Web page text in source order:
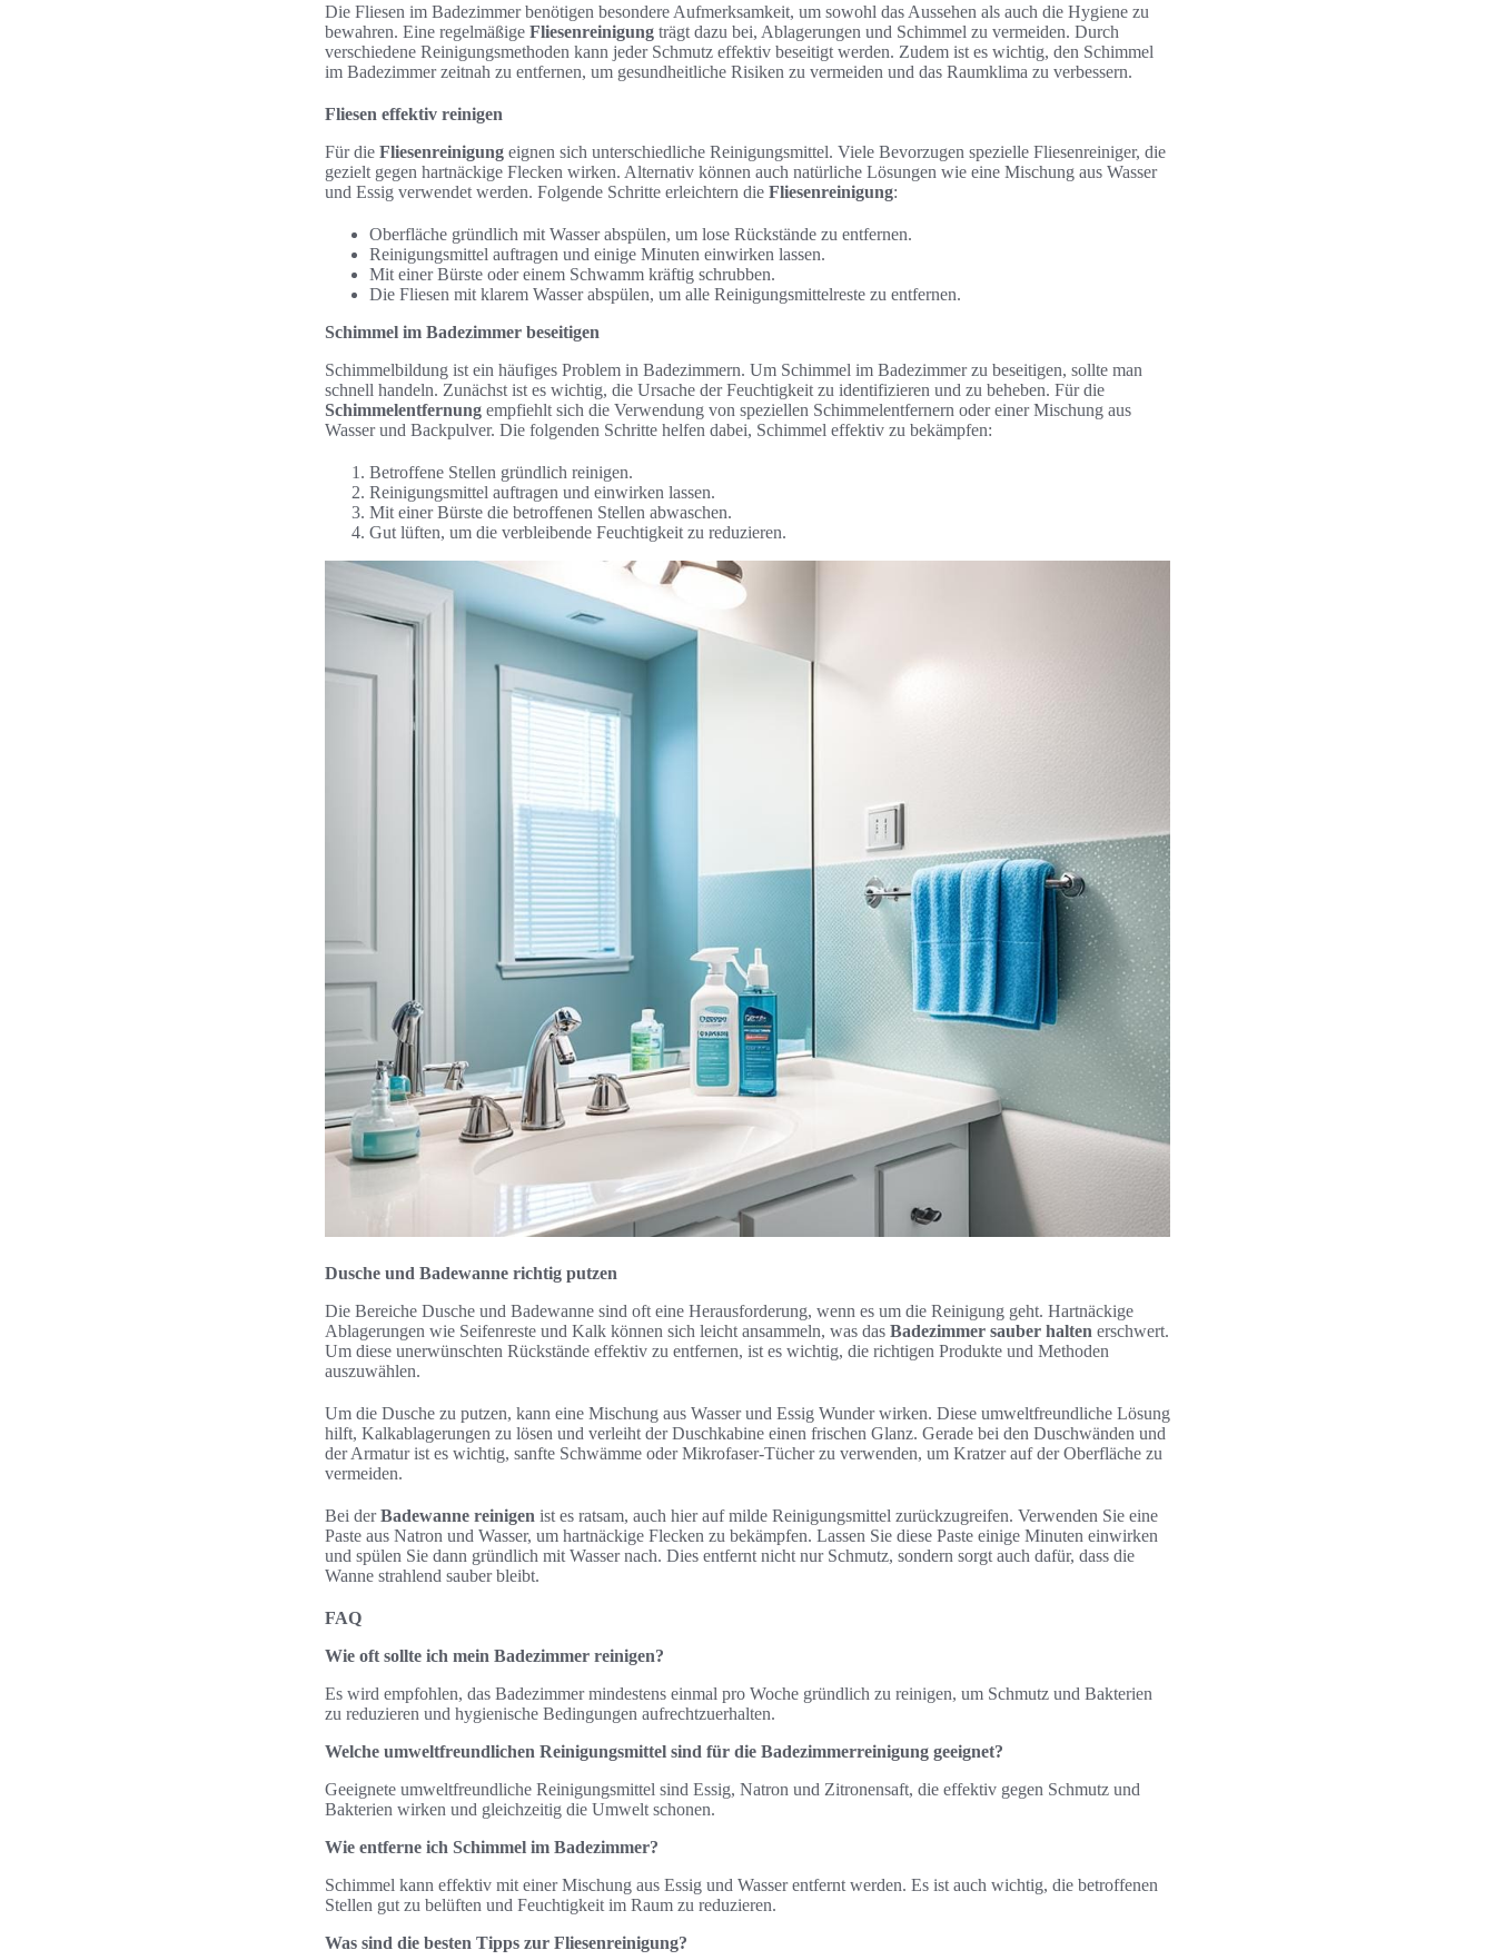
Die Fliesen im Badezimmer benötigen besondere Aufmerksamkeit, um sowohl das Aussehen als auch die Hygiene zu
bewahren. Eine regelmäßige Fliesenreinigung trägt dazu bei, Ablagerungen und Schimmel zu vermeiden. Durch
verschiedene Reinigungsmethoden kann jeder Schmutz effektiv beseitigt werden. Zudem ist es wichtig, den Schimmel
im Badezimmer zeitnah zu entfernen, um gesundheitliche Risiken zu vermeiden und das Raumklima zu verbessern.
Fliesen effektiv reinigen
Für die Fliesenreinigung eignen sich unterschiedliche Reinigungsmittel. Viele Bevorzugen spezielle Fliesenreiniger, die
gezielt gegen hartnäckige Flecken wirken. Alternativ können auch natürliche Lösungen wie eine Mischung aus Wasser
und Essig verwendet werden. Folgende Schritte erleichtern die Fliesenreinigung:
Oberfläche gründlich mit Wasser abspülen, um lose Rückstände zu entfernen.
Reinigungsmittel auftragen und einige Minuten einwirken lassen.
Mit einer Bürste oder einem Schwamm kräftig schrubben.
Die Fliesen mit klarem Wasser abspülen, um alle Reinigungsmittelreste zu entfernen.
Schimmel im Badezimmer beseitigen
Schimmelbildung ist ein häufiges Problem in Badezimmern. Um Schimmel im Badezimmer zu beseitigen, sollte man
schnell handeln. Zunächst ist es wichtig, die Ursache der Feuchtigkeit zu identifizieren und zu beheben. Für die
Schimmelentfernung empfiehlt sich die Verwendung von speziellen Schimmelentfernern oder einer Mischung aus
Wasser und Backpulver. Die folgenden Schritte helfen dabei, Schimmel effektiv zu bekämpfen:
Betroffene Stellen gründlich reinigen.
Reinigungsmittel auftragen und einwirken lassen.
Mit einer Bürste die betroffenen Stellen abwaschen.
Gut lüften, um die verbleibende Feuchtigkeit zu reduzieren.
Dusche und Badewanne richtig putzen
Die Bereiche Dusche und Badewanne sind oft eine Herausforderung, wenn es um die Reinigung geht. Hartnäckige
Ablagerungen wie Seifenreste und Kalk können sich leicht ansammeln, was das Badezimmer sauber halten erschwert.
Um diese unerwünschten Rückstände effektiv zu entfernen, ist es wichtig, die richtigen Produkte und Methoden
auszuwählen.
Um die Dusche zu putzen, kann eine Mischung aus Wasser und Essig Wunder wirken. Diese umweltfreundliche Lösung
hilft, Kalkablagerungen zu lösen und verleiht der Duschkabine einen frischen Glanz. Gerade bei den Duschwänden und
der Armatur ist es wichtig, sanfte Schwämme oder Mikrofaser-Tücher zu verwenden, um Kratzer auf der Oberfläche zu
vermeiden.
Bei derBadewanne reinigen ist es ratsam, auch hier auf milde Reinigungsmittel zurückzugreifen. Verwenden Sie eine
Paste aus Natron und Wasser, um hartnäckige Flecken zu bekämpfen. Lassen Sie diese Paste einige Minuten einwirken
und spülen Sie dann gründlich mit Wasser nach. Dies entfernt nicht nur Schmutz, sondern sorgt auch dafür, dass die
Wanne strahlend sauber bleibt.
FAQ
Wie oft sollte ich mein Badezimmer reinigen?
Es wird empfohlen, das Badezimmer mindestens einmal pro Woche gründlich zu reinigen, um Schmutz und Bakterien
zu reduzieren und hygienische Bedingungen aufrechtzuerhalten.
Welche umweltfreundlichen Reinigungsmittel sind für die Badezimmerreinigung geeignet?
Geeignete umweltfreundliche Reinigungsmittel sind Essig, Natron und Zitronensaft, die effektiv gegen Schmutz und
Bakterien wirken und gleichzeitig die Umwelt schonen.
Wie entferne ich Schimmel im Badezimmer?
Schimmel kann effektiv mit einer Mischung aus Essig und Wasser entfernt werden. Es ist auch wichtig, die betroffenen
Stellen gut zu belüften und Feuchtigkeit im Raum zu reduzieren.
Was sind die besten Tipps zur Fliesenreinigung?